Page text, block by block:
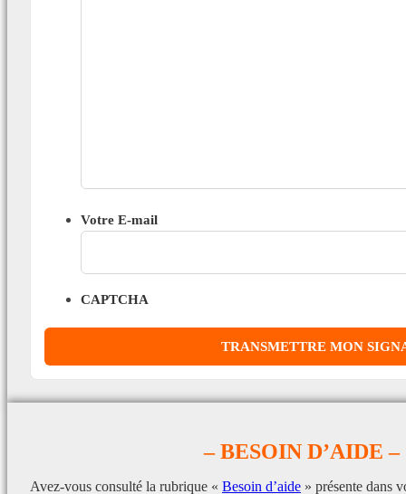
Votre E-mail
CAPTCHA
– BESOIN D’AIDE –
Avez-vous consulté la rubrique « Besoin d’aide » présente dans